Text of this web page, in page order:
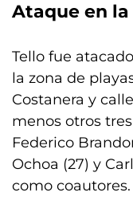
Ataque en la
Tello fue
la zona de
Costanera y
menos otros
Federico
Ochoa (27) y
como coautores.